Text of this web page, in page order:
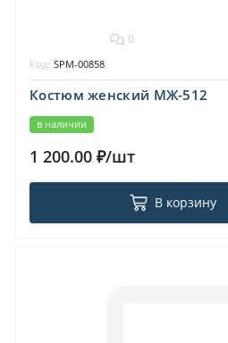
0
Костюм женский МЖ-512
в наличии
Код: SPM-00858
1 200.00 ₽/шт
В корзину